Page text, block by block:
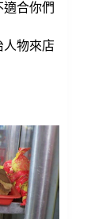
合你們
人物來店